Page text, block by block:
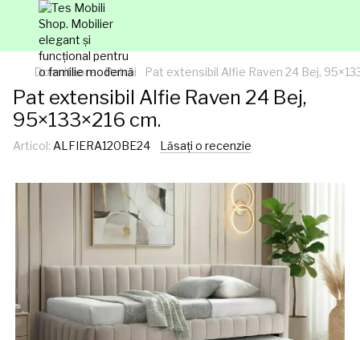
Dormitaore Paturi Pat extensibil Alfie Raven 24 Bej,
Pat extensibil Alfie Raven 24 Bej,
95×133×216 cm.
Articol: ALFIERA120BE24 Lăsați o recenzie